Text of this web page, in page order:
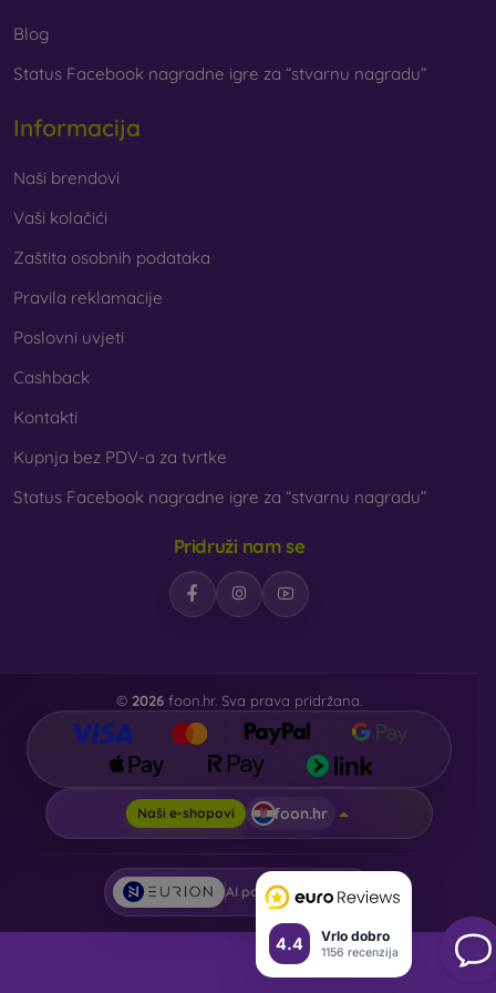
4.4 Vrlo dobro
1156 recenzija
U našoj internetskoj trgovini FOON pronaći ćete desetke
materijala. Dovoljno je samo odabrati onu pravu za sebe.
Blog
Status Facebook nagradne igre za “stvarnu nagradu”
Informacija
Naši brendovi
Vaši kolačići
Zaštita osobnih podataka
Pravila reklamacije
Poslovni uvjeti
Cashback
Kontakti
Kupnja bez PDV-a za tvrtke
Status Facebook nagradne igre za “stvarnu nagradu”
Pridruži nam se
© 2026 foon.hr. Sva prava pridržana.
Naši e-shopovi foon.hr
AI powered byEurion